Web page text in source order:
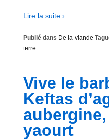
Lire la suite ›
Publié dans De la viande
terre
Vive le
Keftas
yaourt